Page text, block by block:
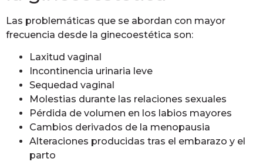
Las problemáticas que se abordan con mayor
frecuencia desde la ginecoestética son:
Laxitud vaginal
Incontinencia urinaria leve
Sequedad vaginal
Molestias durante las relaciones sexuales
Pérdida de volumen en los labios mayores
Cambios derivados de la menopausia
Alteraciones producidas tras el embarazo y el
parto